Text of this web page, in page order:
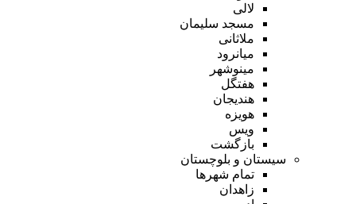
لالی
مسجد سلیمان
ملاثانی
میانرود
مینوشهر
هفتگل
هندیجان
هویزه
ویس
بازگشت
سیستان و بلوچستان
تمام شهر‌ها
زاهدان